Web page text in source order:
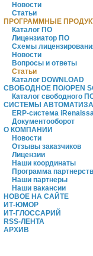
Новости
Статьи
ПРОГРАММНЫЕ
Каталог ПО
Лицензиатор ПО
Схемы
Новости
Вопросы и ответы
Статьи
Каталог DOWNLOAD
СВОБОДНОЕ ПО/OPEN
Каталог свободного
СИСТЕМЫ
ERP-система
Документооборот
О КОМПАНИИ
Новости
Отзывы заказчиков
Лицензии
Наши координаты
Программа
Наши партнеры
Наши вакансии
НОВОЕ НА САЙТЕ
ИТ-ЮМОР
ИТ-ГЛОССАРИЙ
RSS-ЛЕНТА
АРХИВ